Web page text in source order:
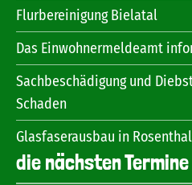
Flurbereinigung Bielatal
Das Einwohnermeldeamt
Sachbeschädigung und
Schaden
Glasfaserausbau in
die nächsten Termine